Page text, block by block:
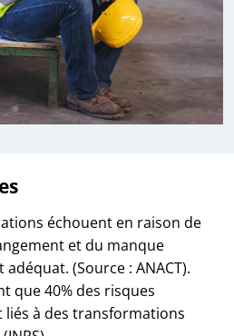
échouent en raison de
et du manque
(Source : ANACT).
que 40% des risques
liés à des transformations